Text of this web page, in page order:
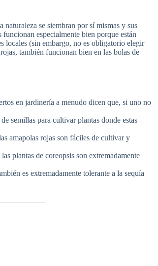
naturaleza se siembran por sí mismas y sus
especialmente bien porque están
locales (sin embargo, no es obligatorio elegir
también funcionan bien en las bolas de
en jardinería a menudo dicen que, si uno no
semillas para cultivar plantas donde estas
amapolas rojas son fáciles de cultivar y
plantas de coreopsis son extremadamente
es extremadamente tolerante a la sequía